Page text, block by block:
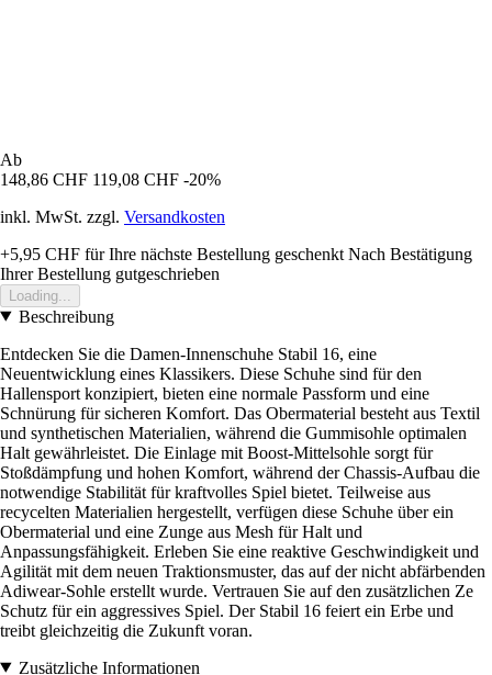
Ab
148,86 CHF 119,08 CHF -20%
inkl. MwSt. zzgl. Versandkosten
+5,95 CHF für Ihre nächste Bestellung geschenkt Nach Bestätigung
Ihrer Bestellung gutgeschrieben
Loading...
Beschreibung
Entdecken Sie die Damen-Innenschuhe Stabil 16, eine
Neuentwicklung eines Klassikers. Diese Schuhe sind für den
Hallensport konzipiert, bieten eine normale Passform und eine
Schnürung für sicheren Komfort. Das Obermaterial besteht aus Textil
und synthetischen Materialien, während die Gummisohle optimalen
Halt gewährleistet. Die Einlage mit Boost-Mittelsohle sorgt für
Stoßdämpfung und hohen Komfort, während der Chassis-Aufbau die
notwendige Stabilität für kraftvolles Spiel bietet. Teilweise aus
recycelten Materialien hergestellt, verfügen diese Schuhe über ein
Obermaterial und eine Zunge aus Mesh für Halt und
Anpassungsfähigkeit. Erleben Sie eine reaktive Geschwindigkeit und
Agilität mit dem neuen Traktionsmuster, das auf der nicht abfärbenden
Adiwear-Sohle erstellt wurde. Vertrauen Sie auf den zusätzlichen Ze
Schutz für ein aggressives Spiel. Der Stabil 16 feiert ein Erbe und
treibt gleichzeitig die Zukunft voran.
Zusätzliche Informationen